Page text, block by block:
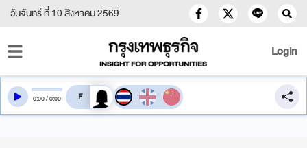
วันจันทร์ ที่ 10 สิงหาคม 2569
Login
0:00/0:00 สลับเสียงอ่าน